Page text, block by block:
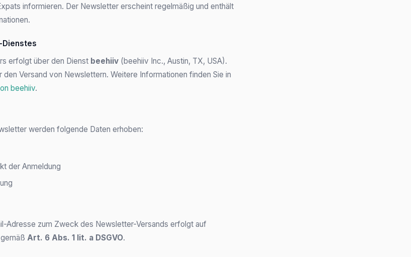
informieren. Der Newsletter erscheint regelmäßig und enthält
erfolgt über den Dienst beehiiv (beehiiv Inc., Austin, TX, USA).
Versand von Newslettern. Weitere Informationen finden Sie in
beehiiv.
werden folgende Daten erhoben:
der Anmeldung
Adresse zum Zweck des Newsletter-Versands erfolgt auf
Art. 6 Abs. 1 lit. a DSGVO.